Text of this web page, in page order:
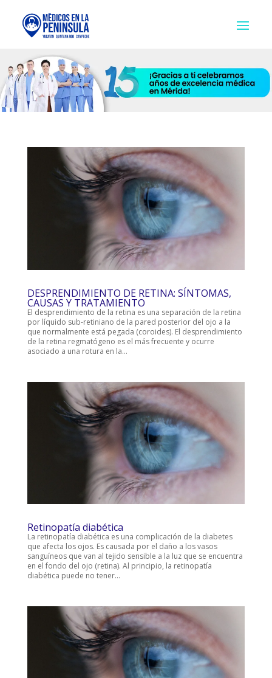
DESPRENDIMIENTO DE RETINA: SÍNTOMAS,
CAUSAS Y TRATAMIENTO
El desprendimiento de la retina es una separación de la retina
por líquido sub-retiniano de la pared posterior del ojo a la
que normalmente está pegada (coroides). El desprendimiento
de la retina regmatógeno es el más frecuente y ocurre
asociado a una rotura en la...
Retinopatía diabética
La retinopatía diabética es una complicación de la diabetes
que afecta los ojos. Es causada por el daño a los vasos
sanguíneos que van al tejido sensible a la luz que se encuentra
en el fondo del ojo (retina). Al principio, la retinopatía
diabética puede no tener...